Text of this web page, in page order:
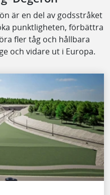
är en del av godsstråket
punktligheten, förbättra
fler tåg och hållbara
och vidare ut i Europa.